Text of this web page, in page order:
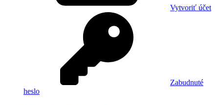
Vytvoriť účet
Zabudnuté
heslo